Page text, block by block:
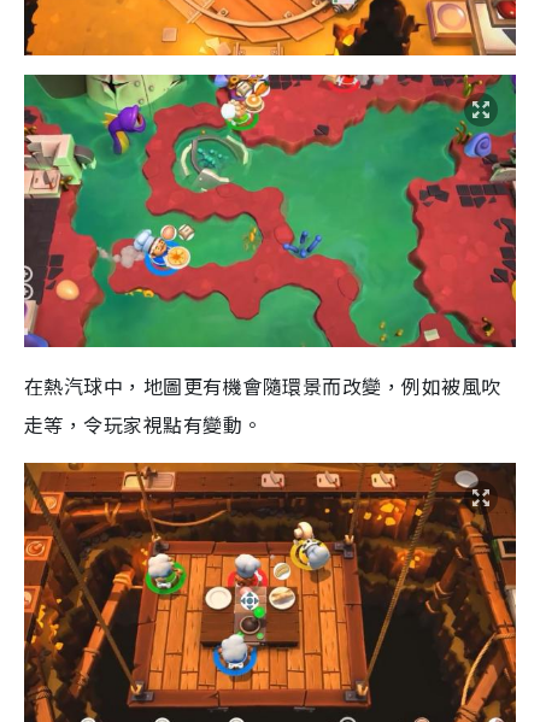
在熱汽球中，地圖更有機會隨環景而改變，例如被風吹
走等，令玩家視點有變動。